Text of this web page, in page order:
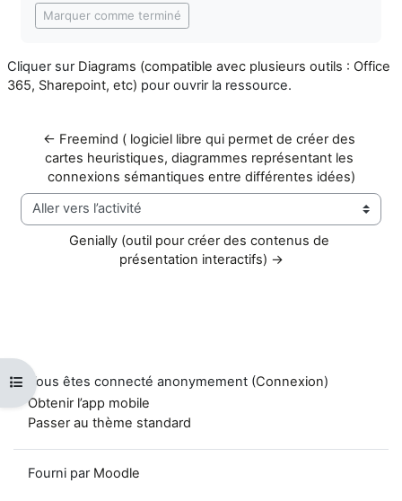
Ouvrir l’index du cours
Marquer comme terminé
Cliquer sur Diagrams (compatible avec plusieurs outils : Office
365, Sharepoint, etc) pour ouvrir la ressource.
← Freemind ( logiciel libre qui permet de créer des
cartes heuristiques, diagrammes représentant les
connexions sémantiques entre différentes idées)
Aller vers l’activité
Genially (outil pour créer des contenus de
présentation interactifs) →
Vous êtes connecté anonymement (Connexion)
Obtenir l’app mobile
Passer au thème standard
Fourni par Moodle